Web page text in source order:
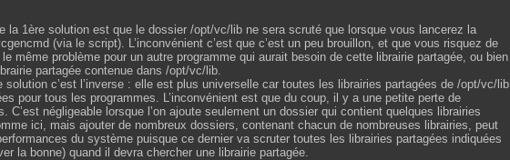
la 1ère solution est que le dossier /opt/vc/lib ne sera scruté que lorsque vous lancerez la
(via le script). L’inconvénient c’est que c’est un peu brouillon, et que vous risquez de
même problème pour un autre programme qui aurait besoin de cette librairie partagée, ou bien
partagée contenue dans /opt/vc/lib.
solution c’est l’inverse : elle est plus universelle car toutes les librairies partagées de /opt/vc/lib
pour tous les programmes. L’inconvénient est que du coup, il y a une petite perte de
C’est négligeable lorsque l’on ajoute seulement un dossier qui contient quelques librairies
ici, mais ajouter de nombreux dossiers, contenant chacun de nombreuses librairies, peut
du système puisque ce dernier va scruter toutes les librairies partagées indiquées
la bonne) quand il devra chercher une librairie partagée.